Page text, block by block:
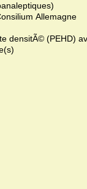
Allemagne
densitÃ© (PEHD)